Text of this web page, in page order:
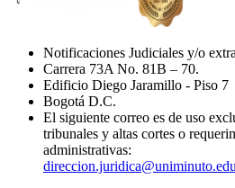
Notificaciones Judiciales y/o
Carrera 73A No. 81B – 70.
Edificio Diego Jaramillo - Piso 7
Bogotá D.C.
El siguiente correo es de uso
tribunales y altas cortes o
administrativas:
direccion.juridica@uniminuto.edu